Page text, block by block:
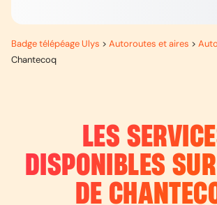
Badge télépéage Ulys > Autoroutes et aires >
Chantecoq
LES
DISPONIBLES SUR
DE